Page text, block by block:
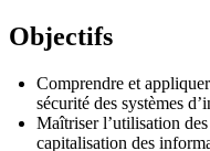
Objectifs
Comprendre et
sécurité des systèmes
Maîtriser l’utilisation
capitalisation des